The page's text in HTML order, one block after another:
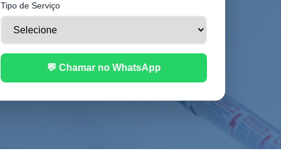
Tipo de Serviço
💬 Chamar no WhatsApp